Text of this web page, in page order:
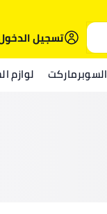
تسجيل
السوبرماركت لوازم